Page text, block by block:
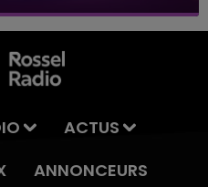
ACTUS
ANNONCEURS